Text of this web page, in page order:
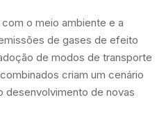
o meio ambiente e a
de gases de efeito
de modos de transporte
criam um cenário
desenvolvimento de novas